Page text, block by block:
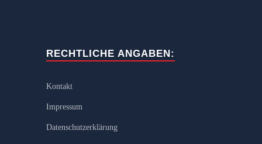
RECHTLICHE ANGABEN:
Kontakt
Impressum
Datenschutzerklärung